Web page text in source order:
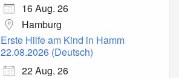
16 Aug. 26
Hamburg
Erste Hilfe am Kind in Hamm
22.08.2026 (Deutsch)
22 Aug. 26